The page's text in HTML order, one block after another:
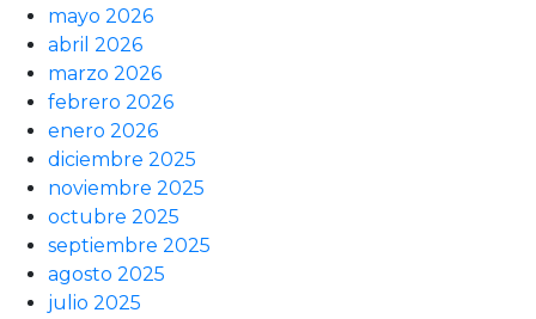
mayo 2026
abril 2026
marzo 2026
febrero 2026
enero 2026
diciembre 2025
noviembre 2025
octubre 2025
septiembre 2025
agosto 2025
julio 2025